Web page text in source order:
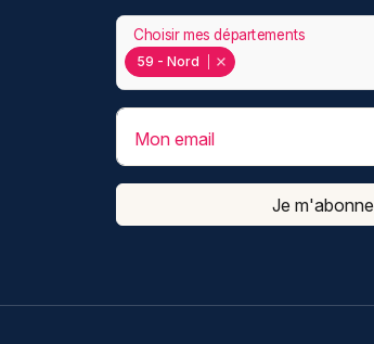
59 - Nord
Choisir mes départements
Mon email
Je m'abonne